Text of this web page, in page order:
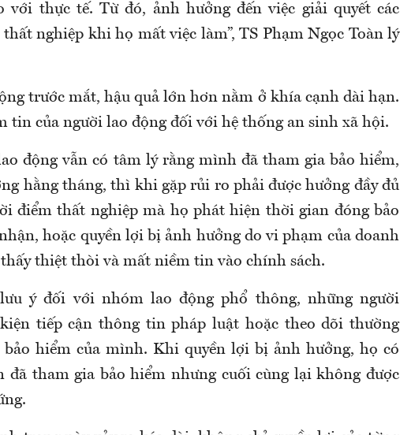
với thực tế. Từ đó, ảnh hưởng đến việc giải quyết các
thất nghiệp khi họ mất việc làm”, TS Phạm Ngọc Toàn lý
trước mắt, hậu quả lớn hơn nằm ở khía cạnh dài hạn.
tin của người lao động đối với hệ thống an sinh xã hội.
động vẫn có tâm lý rằng mình đã tham gia bảo hiểm,
hằng tháng, thì khi gặp rủi ro phải được hưởng đầy đủ
điểm thất nghiệp mà họ phát hiện thời gian đóng bảo
hoặc quyền lợi bị ảnh hưởng do vi phạm của doanh
thiệt thòi và mất niềm tin vào chính sách.
ý đối với nhóm lao động phổ thông, những người
tiếp cận thông tin pháp luật hoặc theo dõi thường
hiểm của mình. Khi quyền lợi bị ảnh hưởng, họ có
đã tham gia bảo hiểm nhưng cuối cùng lại không được